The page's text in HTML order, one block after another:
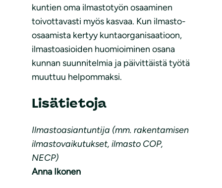
kuntien oma ilmastotyön osaaminen
toivottavasti myös kasvaa. Kun ilmasto-
osaamista kertyy kuntaorganisaatioon,
ilmastoasioiden huomioiminen osana
kunnan suunnitelmia ja päivittäistä työtä
muuttuu helpommaksi.
Lisätietoja
Ilmastoasiantuntija (mm. rakentamisen
ilmastovaikutukset, ilmasto COP,
NECP)
Anna Ikonen